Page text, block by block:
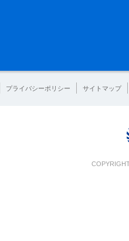
プライバシーポリシー サイトマップ